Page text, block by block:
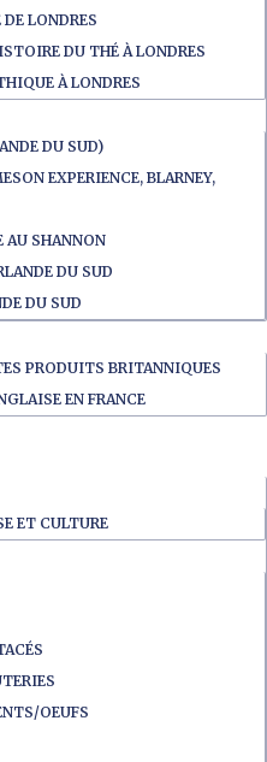
LONDRES
DU THÉ À LONDRES
À LONDRES
DU SUD)
EXPERIENCE, BLARNEY,
AU SHANNON
DU SUD
DU SUD
PRODUITS BRITANNIQUES
EN FRANCE
ET CULTURE
OEUFS